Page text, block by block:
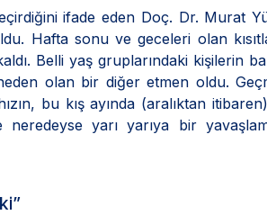
ifade eden Doç. Dr. Murat
Hafta sonu ve geceleri olan
Belli yaş gruplarındaki kişilerin
olan bir diğer etmen oldu.
bu kış ayında (aralıktan
neredeyse yarı yarıya bir